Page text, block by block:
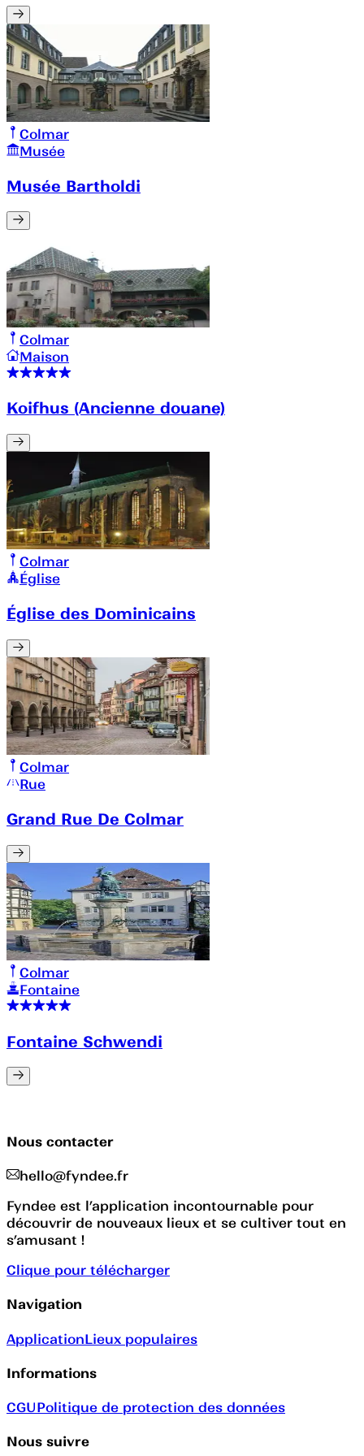
Colmar
Musée
Musée Bartholdi
Colmar
Maison
Koifhus (Ancienne douane)
Colmar
Église
Église des Dominicains
Colmar
Rue
Grand Rue De Colmar
Colmar
Fontaine
Fontaine Schwendi
Nous contacter
hello@fyndee.fr
Fyndee est l’application incontournable pour
découvrir de nouveaux lieux et se cultiver tout en
s’amusant !
Clique pour télécharger
Navigation
ApplicationLieux populaires
Informations
CGUPolitique de protection des données
Nous suivre